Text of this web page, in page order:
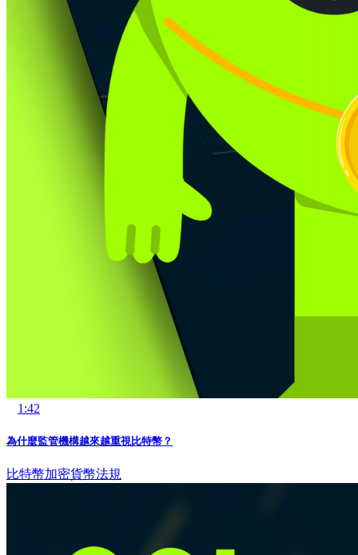
1:42
為什麼監管機構越來越重視比特幣？
比特幣加密貨幣法規